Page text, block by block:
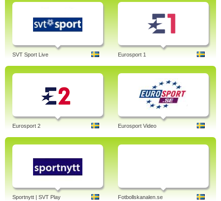
SVT Sport Live Eurosport 1
Eurosport 2 Eurosport Video
Sportnytt | SVT Play Fotbollskanalen.se